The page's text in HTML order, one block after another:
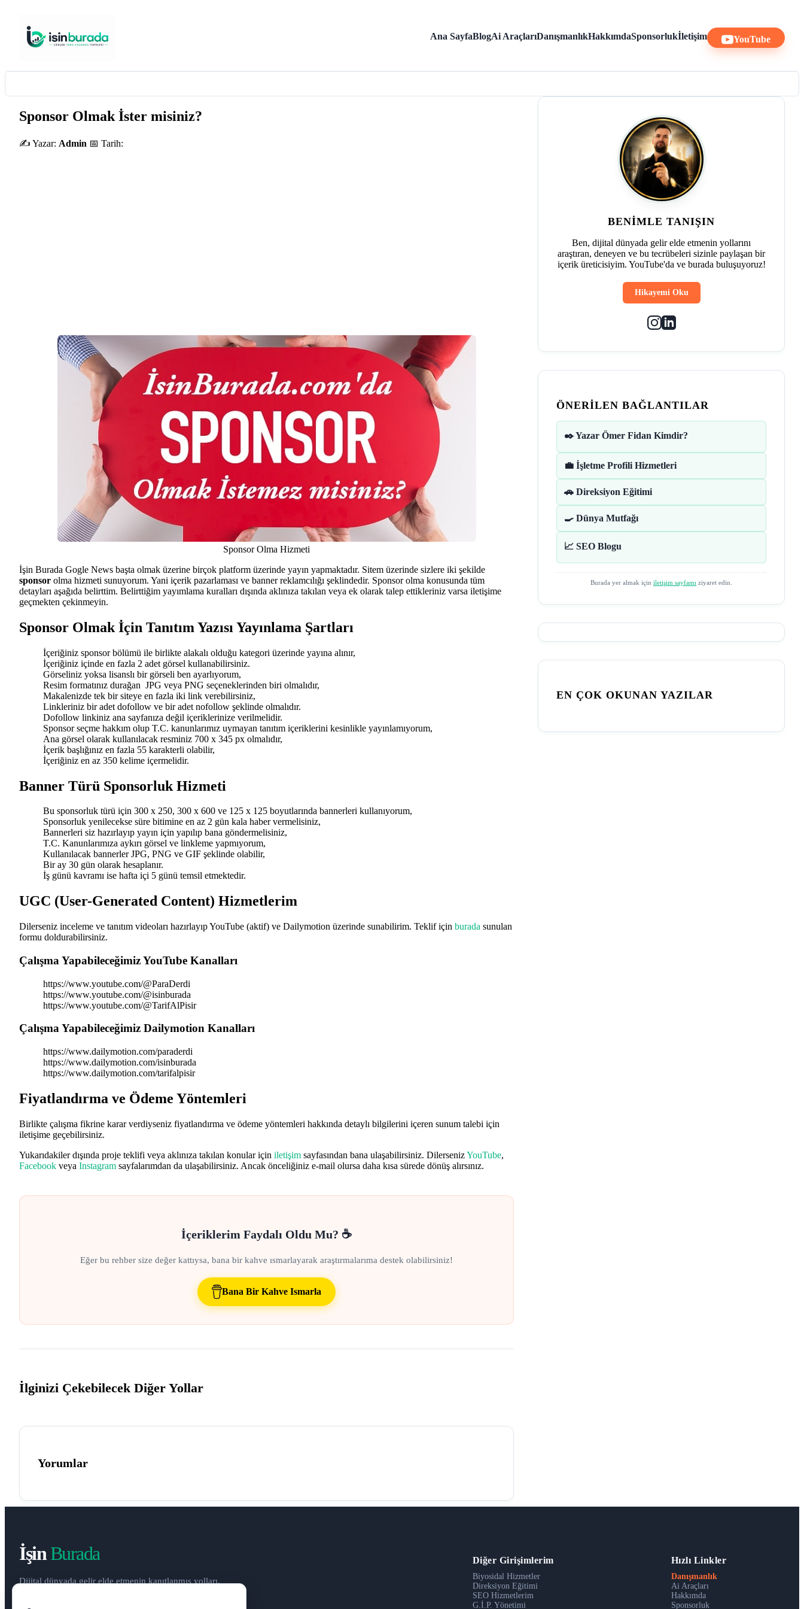
Ana SayfaBlogAi AraçlarıDanışmanlıkHakkımdaSponsorlukİletişim YouTube
Sponsor Olmak İster misiniz?
✍️ Yazar: Admin 📅 Tarih:
Sponsor Olma Hizmeti
İşin Burada Gogle News başta olmak üzerine birçok platform üzerinde yayın yapmaktadır. Sitem üzerinde sizlere iki şekilde
sponsor olma hizmeti sunuyorum. Yani içerik pazarlaması ve banner reklamcılığı şeklindedir. Sponsor olma konusunda tüm
detayları aşağıda belirttim. Belirttiğim yayımlama kuralları dışında aklınıza takılan veya ek olarak talep ettikleriniz varsa iletişime
geçmekten çekinmeyin.
Sponsor Olmak İçin Tanıtım Yazısı Yayınlama Şartları
İçeriğiniz sponsor bölümü ile birlikte alakalı olduğu kategori üzerinde yayına alınır,
İçeriğiniz içinde en fazla 2 adet görsel kullanabilirsiniz.
Görseliniz yoksa lisanslı bir görseli ben ayarlıyorum,
Resim formatınız durağan JPG veya PNG seçeneklerinden biri olmalıdır,
Makalenizde tek bir siteye en fazla iki link verebilirsiniz,
Linkleriniz bir adet dofollow ve bir adet nofollow şeklinde olmalıdır.
Dofollow linkiniz ana sayfanıza değil içeriklerinize verilmelidir.
Sponsor seçme hakkım olup T.C. kanunlarımız uymayan tanıtım içeriklerini kesinlikle yayınlamıyorum,
Ana görsel olarak kullanılacak resminiz 700 x 345 px olmalıdır,
İçerik başlığınız en fazla 55 karakterli olabilir,
İçeriğiniz en az 350 kelime içermelidir.
Banner Türü Sponsorluk Hizmeti
Bu sponsorluk türü için 300 x 250, 300 x 600 ve 125 x 125 boyutlarında bannerleri kullanıyorum,
Sponsorluk yenilecekse süre bitimine en az 2 gün kala haber vermelisiniz,
Bannerleri siz hazırlayıp yayın için yapılıp bana göndermelisiniz,
T.C. Kanunlarımıza aykırı görsel ve linkleme yapmıyorum,
Kullanılacak bannerler JPG, PNG ve GIF şeklinde olabilir,
Bir ay 30 gün olarak hesaplanır.
İş günü kavramı ise hafta içi 5 günü temsil etmektedir.
UGC (User-Generated Content) Hizmetlerim
Dilerseniz inceleme ve tanıtım videoları hazırlayıp YouTube (aktif) ve Dailymotion üzerinde sunabilirim. Teklif için burada sunulan
formu doldurabilirsiniz.
Çalışma Yapabileceğimiz YouTube Kanalları
https://www.youtube.com/@ParaDerdi
https://www.youtube.com/@isinburada
https://www.youtube.com/@TarifAlPisir
Çalışma Yapabileceğimiz Dailymotion Kanalları
https://www.dailymotion.com/paraderdi
https://www.dailymotion.com/isinburada
https://www.dailymotion.com/tarifalpisir
Fiyatlandırma ve Ödeme Yöntemleri
Birlikte çalışma fikrine karar verdiyseniz fiyatlandırma ve ödeme yöntemleri hakkında detaylı bilgilerini içeren sunum talebi için
iletişime geçebilirsiniz.
Yukarıdakiler dışında proje teklifi veya aklınıza takılan konular için iletişim sayfasından bana ulaşabilirsiniz. DilersenizYouTube,
Facebook veya Instagram sayfalarımdan da ulaşabilirsiniz. Ancak önceliğiniz e-mail olursa daha kısa sürede dönüş alırsınız.
İçeriklerim Faydalı Oldu Mu? ☕
Eğer bu rehber size değer kattıysa, bana bir kahve ısmarlayarak araştırmalarıma destek olabilirsiniz!
Bana Bir Kahve Ismarla
İlginizi Çekebilecek Diğer Yollar
Yorumlar
BENIMLE TANIŞIN
Ben, dijital dünyada gelir elde etmenin yollarını
araştıran, deneyen ve bu tecrübeleri sizinle paylaşan bir
içerik üreticisiyim. YouTube'da ve burada buluşuyoruz!
Hikayemi Oku
ÖNERILEN BAĞLANTILAR
✒️ Yazar Ömer Fidan Kimdir?
💼 İşletme Profili Hizmetleri
🚗 Direksiyon Eğitimi
🍳 Dünya Mutfağı
📈 SEO Blogu
Burada yer almak için iletişim sayfamı ziyaret edin.
EN ÇOK OKUNAN YAZILAR
İşinBurada
Dijital dünyada gelir elde etmenin kanıtlanmış yolları,
Diğer Girişimlerim
Biyosidal Hizmetler
Direksiyon Eğitimi
SEO Hizmetlerim
G.İ.P. Yönetimi
Hızlı Linkler
Danışmanlık
Ai Araçları
Hakkımda
Sponsorluk